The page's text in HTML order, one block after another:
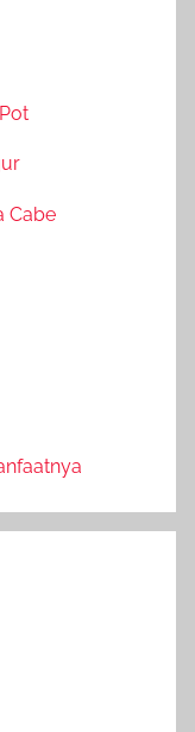
Cabe